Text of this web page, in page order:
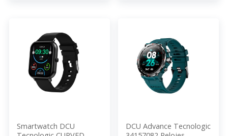
Smartwatch DCU
DCU Advance Tecnologic